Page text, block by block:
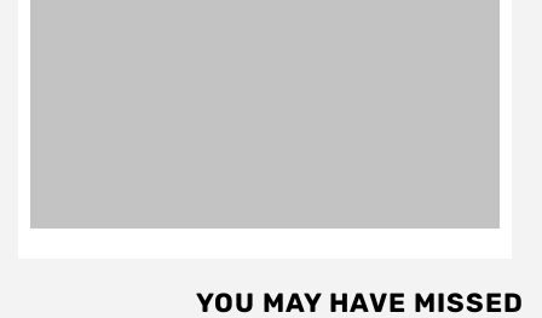
YOU MAY HAVE MISSED